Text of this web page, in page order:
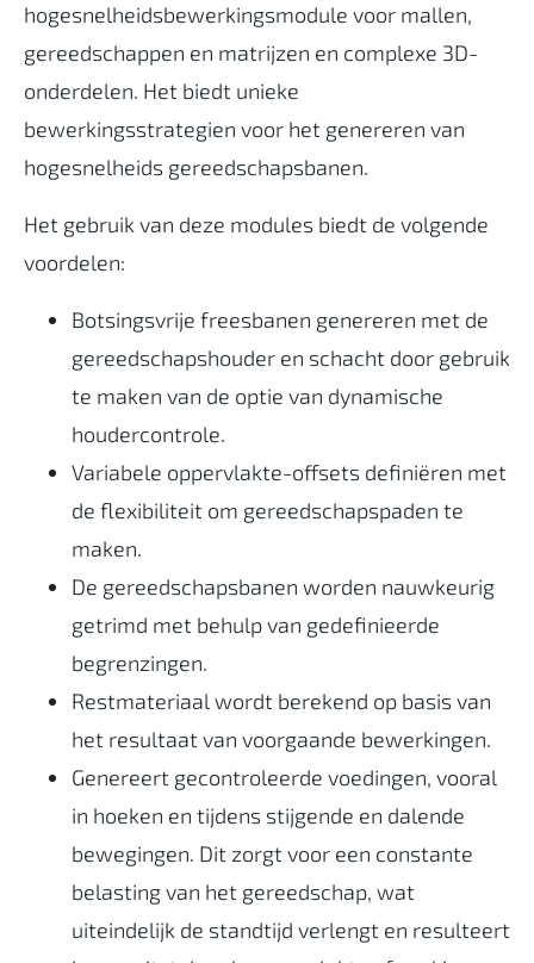
hogesnelheidsbewerkingsmodule voor mallen,
gereedschappen en matrijzen en complexe 3D-
onderdelen. Het biedt unieke
bewerkingsstrategien voor het genereren van
hogesnelheids gereedschapsbanen.
Het gebruik van deze modules biedt de volgende
voordelen:
Botsingsvrije freesbanen genereren met de
gereedschapshouder en schacht door gebruik
te maken van de optie van dynamische
houdercontrole.
Variabele oppervlakte-offsets definiëren met
de flexibiliteit om gereedschapspaden te
maken.
De gereedschapsbanen worden nauwkeurig
getrimd met behulp van gedefinieerde
begrenzingen.
Restmateriaal wordt berekend op basis van
het resultaat van voorgaande bewerkingen.
Genereert gecontroleerde voedingen, vooral
in hoeken en tijdens stijgende en dalende
bewegingen. Dit zorgt voor een constante
belasting van het gereedschap, wat
uiteindelijk de standtijd verlengt en resulteert